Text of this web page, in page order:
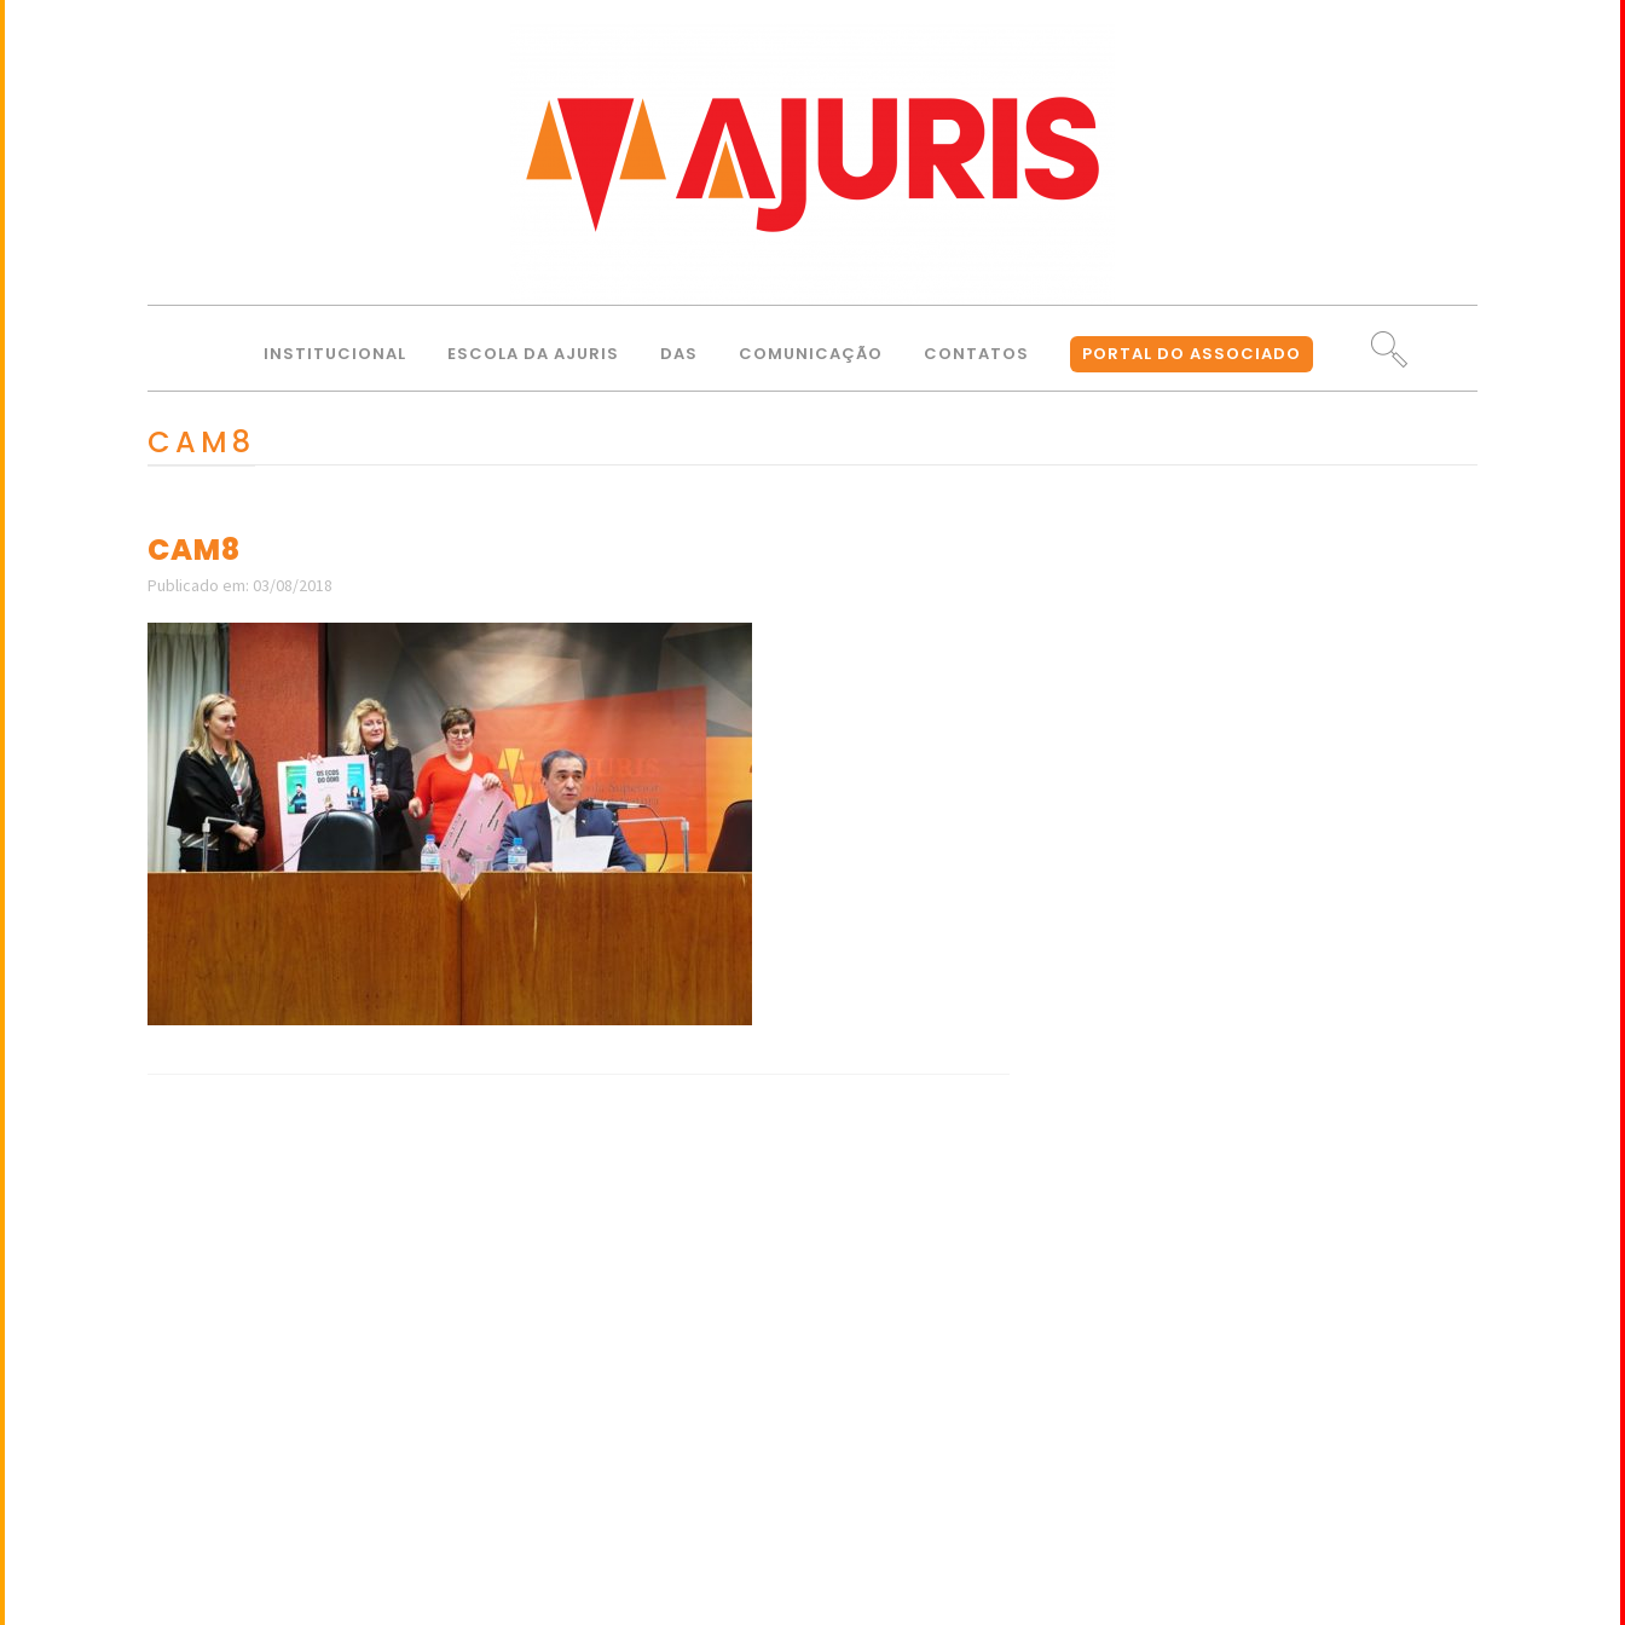
INSTITUCIONAL ESCOLA DA AJURIS DAS COMUNICAÇÃO CONTATOS PORTAL DO ASSOCIADO
CAM8
CAM8
Publicado em: 03/08/2018